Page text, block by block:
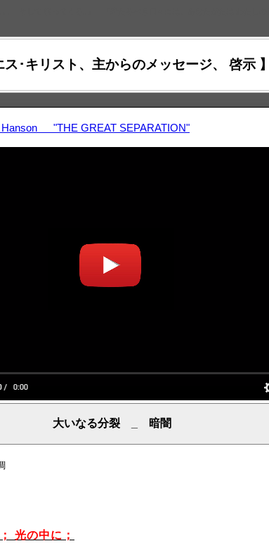
ス･キリスト、主からのメッセージ、 啓示 】
Hanson "THE GREAT SEPARATION"
大いなる分裂 _ 暗闇
光の中に；